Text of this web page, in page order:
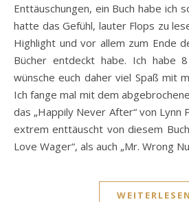
Enttäuschungen, ein Buch habe ich
hatte das Gefühl, lauter Flops zu
Highlight und vor allem zum Ende
Bücher entdeckt habe. Ich habe
wünsche euch daher viel Spaß mit
Ich fange mal mit dem
das „Happily Never After“ von Lynn
extrem enttäuscht von diesem
Love Wager“, als auch „Mr. Wrong
WEITERLESEN